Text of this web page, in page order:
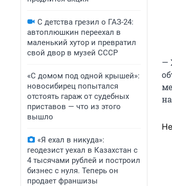
С детства грезил о ГАЗ-24:
автоплюшкин переехал в
маленький хутор и превратил
свой двор в музей СССР
«С домом под одной крышей»:
новосибирец попытался
отстоять гараж от судебных
приставов — что из этого
вышло
«Я ехал в никуда»:
геодезист уехал в Казахстан с
4 тысячами рублей и построил
бизнес с нуля. Теперь он
продает франшизы
—